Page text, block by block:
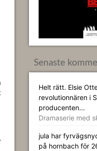
Senaste
Helt rätt. Elsie
revolutionnären i
producenten...
Dramaserie med
jula har
på hornbach för